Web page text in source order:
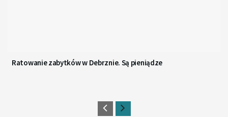
Ratowanie zabytków w Debrznie. Są pieniądze